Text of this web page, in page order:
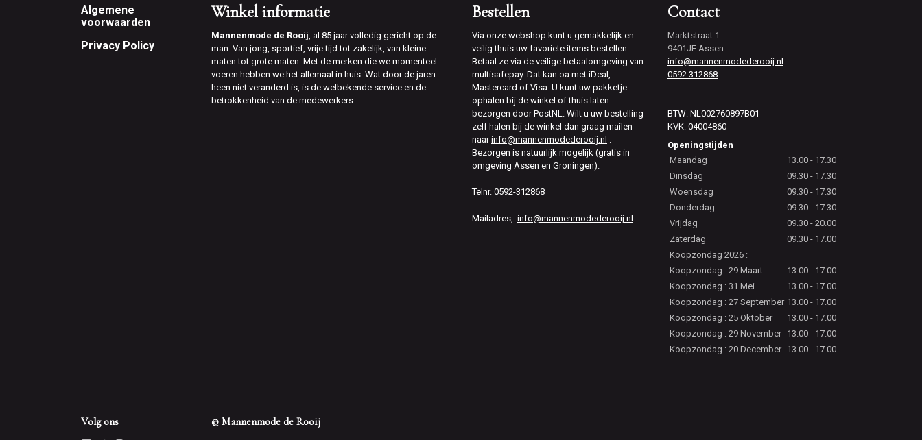
Footer
Algemene
voorwaarden
Privacy Policy
Winkel informatie
Mannenmode de Rooij , al 85 jaar volledig gericht op de
man. Van jong, sportief, vrije tijd tot zakelijk, van kleine
maten tot grote maten. Met de merken die we momenteel
voeren hebben we het allemaal in huis. Wat door de jaren
heen niet veranderd is, is de welbekende service en de
betrokkenheid van de medewerkers.
Bestellen
Via onze webshop kunt u gemakkelijk en
veilig thuis uw favoriete items bestellen.
Betaal ze via de veilige betaalomgeving van
multisafepay. Dat kan oa met iDeal,
Mastercard of Visa. U kunt uw pakketje
ophalen bij de winkel of thuis laten
bezorgen door PostNL. Wilt u uw bestelling
zelf halen bij de winkel dan graag mailen
naarinfo@mannenmodederooij.nl
Bezorgen is natuurlijk mogelijk (gratis in
omgeving Assen en Groningen).
Telnr. 0592-312868
Mailadres, info@mannenmodederooij.nl
Contact
Marktstraat 1
9401JE Assen
info@mannenmodederooij.nl
0592 312868
BTW: NL002760897B01
KVK: 04004860
Openingstijden
Maandag
13.00 - 17.30
Dinsdag
09.30 - 17.30
Woensdag
09.30 - 17.30
Donderdag
09.30 - 17.30
Vrijdag
09.30 - 20.00
Zaterdag
09.30 - 17.00
Koopzondag 2026 :
Koopzondag : 29 Maart
13.00 - 17.00
Koopzondag : 31 Mei
13.00 - 17.00
Koopzondag : 27 September 13.00 - 17.00
Koopzondag : 25 Oktober
13.00 - 17.00
Koopzondag : 29 November 13.00 - 17.00
Koopzondag : 20 December 13.00 - 17.00
Volg ons © Mannenmode de Rooij